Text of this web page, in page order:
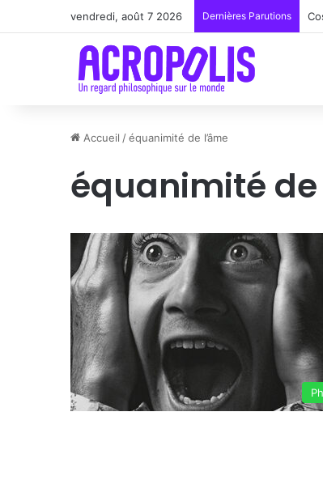
vendredi, août 7 2026 Dernières Parutions
Accueil /équanimité de l’âme
équanimité de